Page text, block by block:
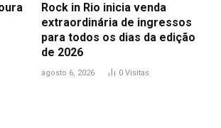
Rock in Rio inicia venda
extraordinária de ingressos
para todos os dias da edição
de 2026
agosto 6, 2026 0 Visitas